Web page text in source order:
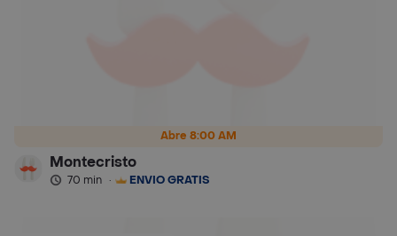
Abre 8:00 AM
Montecristo
70 min · ENVÍO GRATIS